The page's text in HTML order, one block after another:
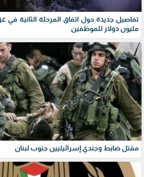
مليون دولار للموظفين
مقتل ضابط وجندي إسرائيليين جنوب لبنان